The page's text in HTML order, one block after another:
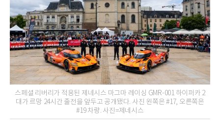
스페셜 리버리가 적용된 제네시스 마그마 레이싱 GMR-001 하이퍼카 2
대가 르망 24시간 출전을 앞두고 공개됐다. 사진 왼쪽은 #17, 오른쪽은
#19 차량. 사진=제네시스